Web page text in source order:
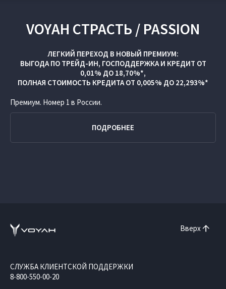
VOYAH СТРАСТЬ / PASSION
ЛЕГКИЙ ПЕРЕХОД В НОВЫЙ ПРЕМИУМ:
ВЫГОДА ПО ТРЕЙД-ИН, ГОСПОДДЕРЖКАИ КРЕДИТ ОТ
0,01% ДО 18,70%*,
ПОЛНАЯ СТОИМОСТЬ КРЕДИТА ОТ 0,005% ДО 22,293%*
Премиум. Номер 1 в России.
ПОДРОБНЕЕ
Вверх
СЛУЖБА КЛИЕНТСКОЙ ПОДДЕРЖКИ
8-800-550-00-20